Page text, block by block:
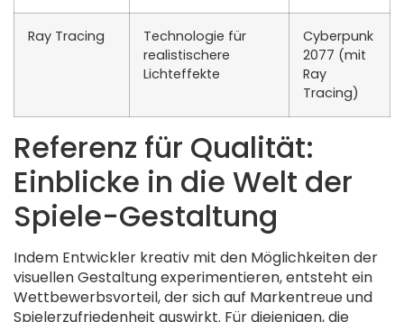
Ray Tracing
Technologie für
realistischere
Lichteffekte
Cyberpunk
2077 (mit
Ray
Tracing)
Referenz für Qualität:
Einblicke in die Welt der
Spiele-Gestaltung
Indem Entwickler kreativ mit den Möglichkeiten der
visuellen Gestaltung experimentieren, entsteht ein
Wettbewerbsvorteil, der sich auf Markentreue und
Spielerzufriedenheit auswirkt. Für diejenigen, die